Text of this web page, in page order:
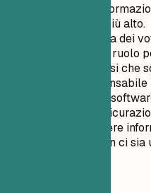
Elenca la tua
più recente o più alto.
Includi la media dei
è pertinente al ruolo
Evidenzia i corsi che
ruolo di
ingegneria del
pratiche di
Evita di includere
a meno che non ci